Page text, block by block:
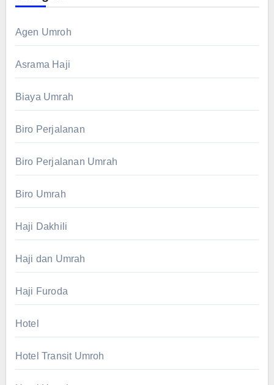
Agen Umroh
Asrama Haji
Biaya Umrah
Biro Perjalanan
Biro Perjalanan Umrah
Biro Umrah
Haji Dakhili
Haji dan Umrah
Haji Furoda
Hotel
Hotel Transit Umroh